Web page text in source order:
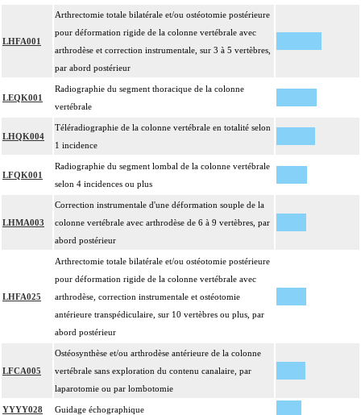
LHFA001
Arthrectomie totale bilatérale et/ou ostéotomie postérieure
pour déformation rigide de la colonne vertébrale avec
arthrodèse et correction instrumentale, sur 3 à 5 vertèbres,
par abord postérieur
LEQK001
Radiographie du segment thoracique de la colonne
vertébrale
LHQK004
Téléradiographie de la colonne vertébrale en totalité selon
1 incidence
LFQK001
Radiographie du segment lombal de la colonne vertébrale
selon 4 incidences ou plus
LHMA003
Correction instrumentale d'une déformation souple de la
colonne vertébrale avec arthrodèse de 6 à 9 vertèbres, par
abord postérieur
LHFA025
Arthrectomie totale bilatérale et/ou ostéotomie postérieure
pour déformation rigide de la colonne vertébrale avec
arthrodèse, correction instrumentale et ostéotomie
antérieure transpédiculaire, sur 10 vertèbres ou plus, par
abord postérieur
LFCA005
Ostéosynthèse et/ou arthrodèse antérieure de la colonne
vertébrale sans exploration du contenu canalaire, par
laparotomie ou par lombotomie
YYYY028 Guidage échographique